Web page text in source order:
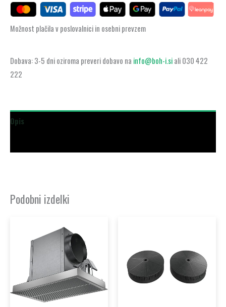
Možnost plačila v poslovalnici in osebni prevzem
Dobava: 3-5 dni oziroma preveri dobavo na info@boh-i.siali 030 422
222
Opis
Podobni izdelki